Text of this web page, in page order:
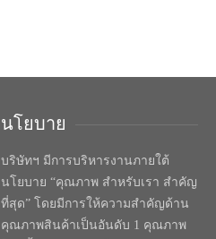
นโยบาย
บริษัทฯ มีการบริหารงานภายใต้
นโยบาย “คุณภาพ สำหรับเรา สำคัญ
ที่สุด” โดยมีการให้ความสำคัญด้าน
คุณภาพสินค้าเป็นอันดับ 1 คุณภาพ